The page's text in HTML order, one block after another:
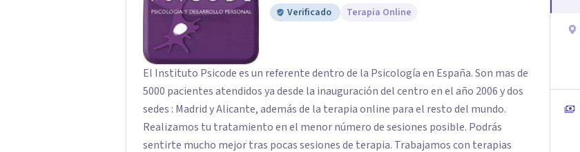
Verificado
Terapia Online
El Instituto Psicode es un referente dentro de la Psicología en España. Son mas de
5000 pacientes atendidos ya desde la inauguración del centro en el año 2006 y dos
sedes : Madrid y Alicante, además de la terapia online para el resto del mundo.
Realizamos tu tratamiento en el menor número de sesiones posible. Podrás
sentirte mucho mejor tras pocas sesiones de terapia. Trabajamos con terapias